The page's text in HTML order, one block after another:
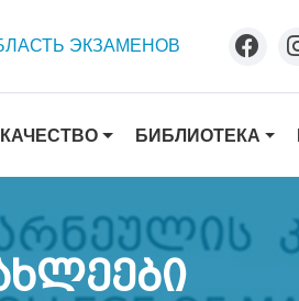
ЭКЗАМЕНОВ
КАЧЕСТВО БИБЛИОТЕКА